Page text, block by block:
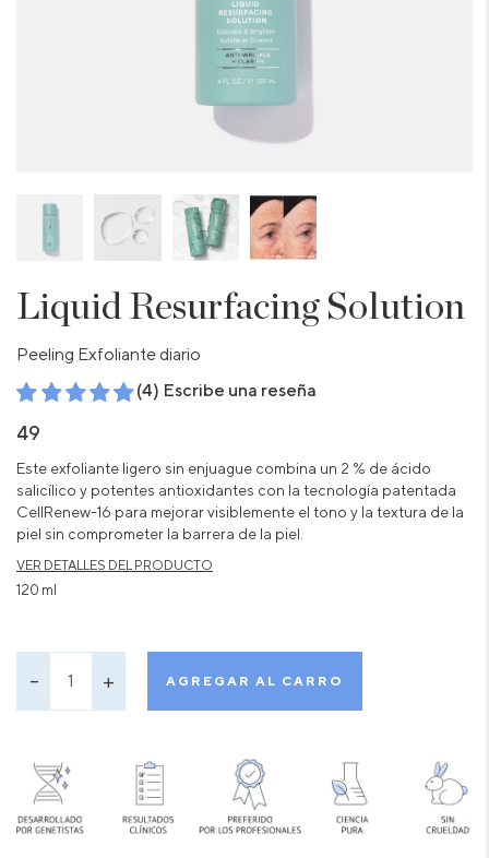
Liquid Resurfacing Solution
Peeling Exfoliante diario
(4) Escribe una reseña
49
Este exfoliante ligero sin enjuague combina un 2 % de ácido
salicílico y potentes antioxidantes con la tecnología patentada
CellRenew-16 para mejorar visiblemente el tono y la textura de la
piel sin comprometer la barrera de la piel.
VER DETALLES DEL PRODUCTO
120 ml
AGREGAR AL CARRO